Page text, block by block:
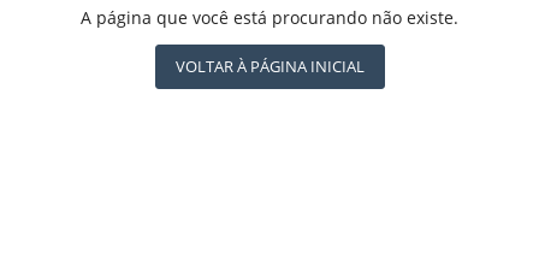
A página que você está procurando não existe.
VOLTAR À PÁGINA INICIAL